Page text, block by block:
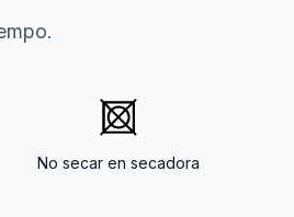
No secar en secadora